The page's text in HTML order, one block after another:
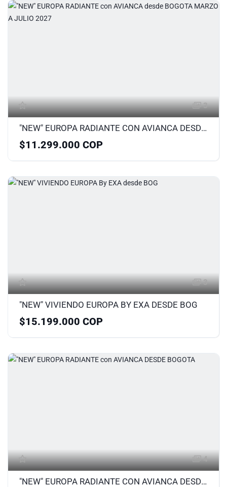
3
"NEW" EUROPA RADIANTE CON AVIANCA DESDE BOGOTA MARZO A JULIO 2027
$11.299.000 COP
3
"NEW" VIVIENDO EUROPA BY EXA DESDE BOG
$15.199.000 COP
4
"NEW" EUROPA RADIANTE CON AVIANCA DESDE BOGOTA